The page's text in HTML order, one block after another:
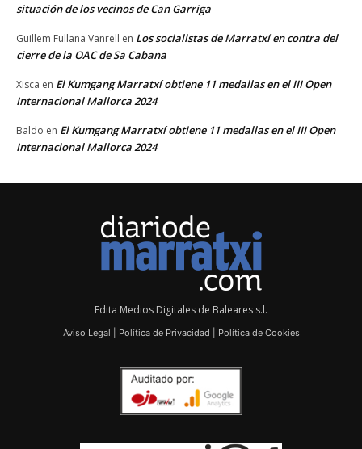
situación de los vecinos de Can Garriga
Guillem Fullana Vanrell en Los socialistas de Marratxí en contra del
cierre de la OAC de Sa Cabana
Xisca en El Kumgang Marratxí obtiene 11 medallas en el III Open
Internacional Mallorca 2024
Baldo en El Kumgang Marratxí obtiene 11 medallas en el III Open
Internacional Mallorca 2024
Edita Medios Digitales de Baleares s.l.
Aviso Legal Política de Privacidad Política de Cookies